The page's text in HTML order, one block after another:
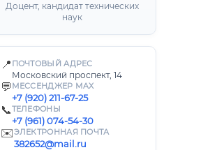
Доцент, кандидат технических
наук
📍 ПОЧТОВЫЙ АДРЕС
Московский проспект, 14
💬 МЕССЕНДЖЕР MAX
+7 (920) 211-67-25
📞ТЕЛЕФОНЫ
+7 (961) 074-54-30
✉️ЭЛЕКТРОННАЯ ПОЧТА
382652@mail.ru